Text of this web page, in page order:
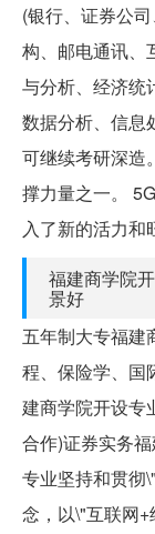
(银行、证券公
构、邮电通讯、
与分析、经济统
数据分析、信息
可继续考研深造
撑力量之一。
入了新的活力和
福建商学院
景好
五年制大专福建
程、保险学、国
建商学院开设专
合作)证券实务
专业坚持和贯彻
念，以\"互联网